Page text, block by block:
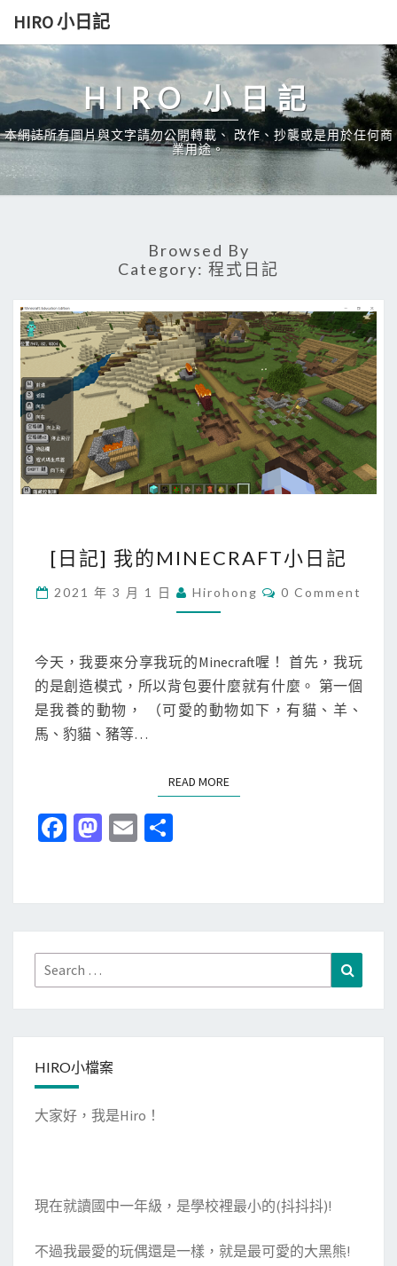
Skip
content
HIRO 小日記
HIRO 小日記
本網誌所有圖片與文字請勿公開轉載、 改作、抄襲或是用於任何商
業用途。
Browsed By
Category: 程式日記
日
記
]
的
M
I
C
小
[日記] 我的MINECRAFT小日記
2021 年 3 月 1 日 Hirohong
C
N
S
0 Comment
今天，我要來分享我玩的Minecraft喔！ 首先，我玩
的是創造模式，所以背包要什麼就有什麼。 第一個
是我養的動物， （可愛的動物如下，有貓、羊、
馬、豹貓、豬等…
READ MOREREAD MORE
Fa
o
o
k
M
d
o
E
l
Search
for:
HIRO小檔案
大家好，我是Hiro！
現在就讀國中一年級，是學校裡最小的(抖抖抖)!
不過我最愛的玩偶還是一樣，就是最可愛的大黑熊!